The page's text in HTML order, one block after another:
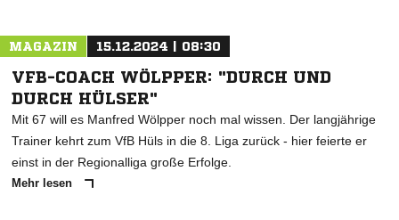
MAGAZIN 15.12.2024 | 08:30
VFB-COACH WÖLPPER: "DURCH UND
DURCH HÜLSER"
Mit 67 will es Manfred Wölpper noch mal wissen. Der langjährige
Trainer kehrt zum VfB Hüls in die 8. Liga zurück - hier feierte er
einst in der Regionalliga große Erfolge.
Mehr lesen